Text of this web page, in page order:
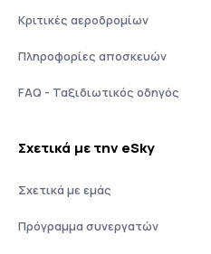
Κριτικές αεροδρομίων
Πληροφορίες αποσκευών
FAQ - Ταξιδιωτικός οδηγός
Σχετικά με την eSky
Σχετικά με εμάς
Πρόγραμμα συνεργατών